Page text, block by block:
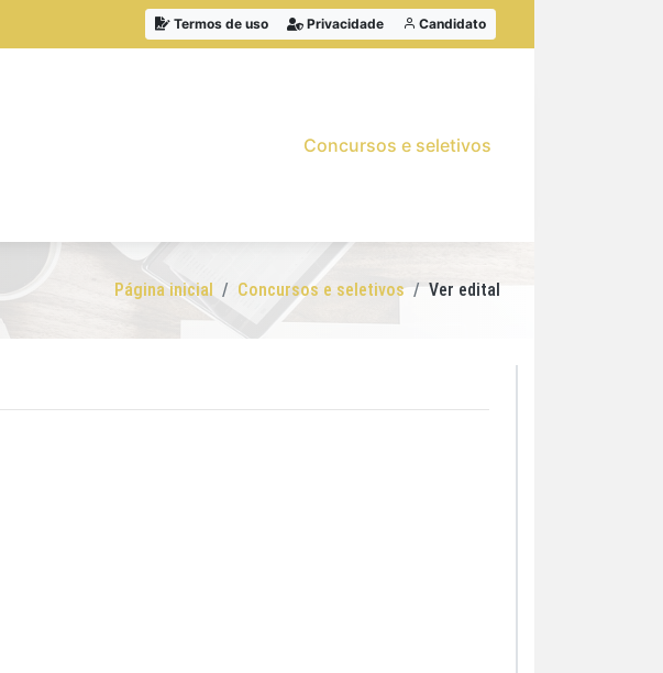
Termos de uso Privacidade Candidato
Concursos e seletivos
Página inicial Concursos e seletivos Ver edital